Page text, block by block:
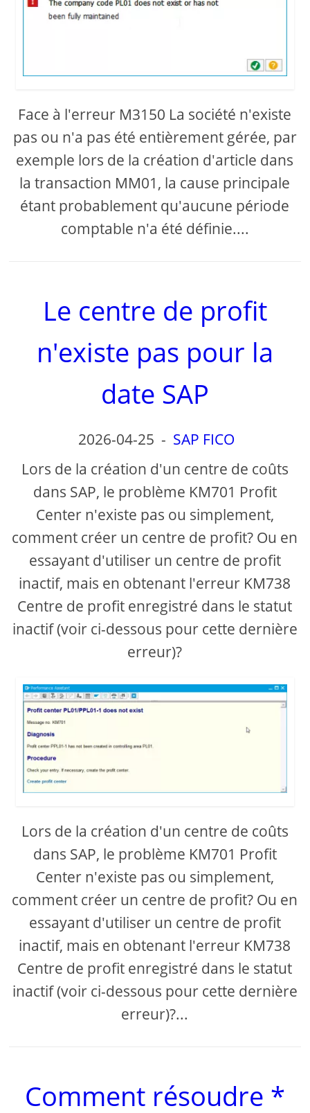
Face à l'erreur M3150 La société n'existe
pas ou n'a pas été entièrement gérée, par
exemple lors de la création d'article dans
la transaction MM01, la cause principale
étant probablement qu'aucune période
comptable n'a été définie....
Le centre de profit
n'existe pas pour la
date SAP
2026-04-25 - SAP FICO
Lors de la création d'un centre de coûts
dans SAP, le problème KM701 Profit
Center n'existe pas ou simplement,
comment créer un centre de profit? Ou en
essayant d'utiliser un centre de profit
inactif, mais en obtenant l'erreur KM738
Centre de profit enregistré dans le statut
inactif (voir ci-dessous pour cette dernière
erreur)?
Lors de la création d'un centre de coûts
dans SAP, le problème KM701 Profit
Center n'existe pas ou simplement,
comment créer un centre de profit? Ou en
essayant d'utiliser un centre de profit
inactif, mais en obtenant l'erreur KM738
Centre de profit enregistré dans le statut
inactif (voir ci-dessous pour cette dernière
erreur)?...
Comment résoudre *